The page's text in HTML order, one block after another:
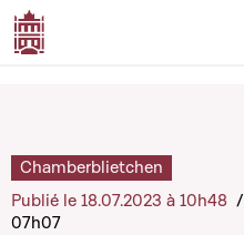
Chamberblietchen
Publié le 18.07.2023 à 10h48 /
07h07